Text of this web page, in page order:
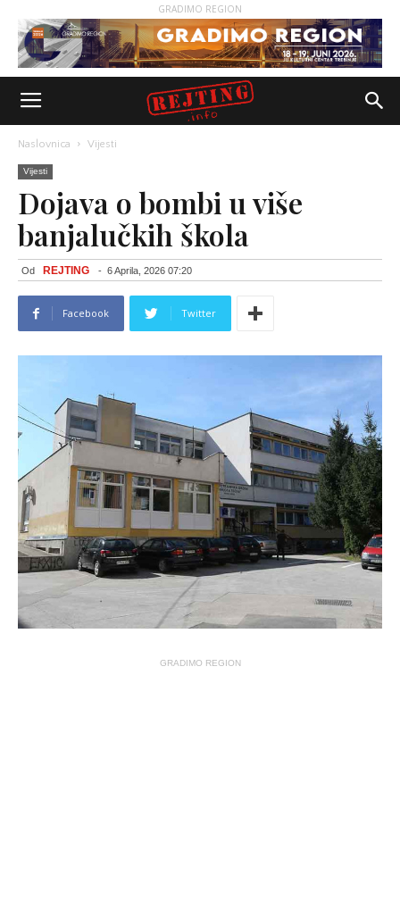
GRADIMO REGION
Naslovnica Vijesti
Vijesti
Dojava o bombi u više
banjalučkih škola
Od REJTING - 6 Aprila, 2026 07:20
Facebook Twitter
GRADIMO REGION